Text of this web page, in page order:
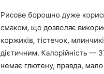
Рисове борошно дуже
смаком, що дозволяє
коржиків, тістечок,
дієтичним. Калорійність —
немає глютену, правда, мало